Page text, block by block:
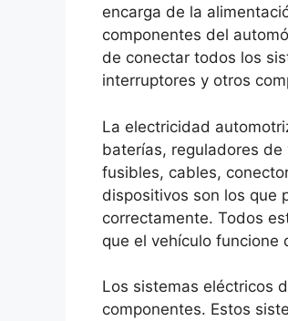
encarga de la
componentes del
de conectar todos los
interruptores y otros
La electricidad
baterías, reguladores
fusibles, cables,
dispositivos son los que
correctamente. Todos
que el vehículo funcione
Los sistemas eléctricos
componentes. Estos